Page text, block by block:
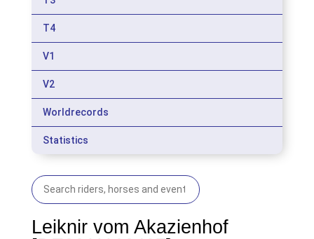
T4
V1
V2
Worldrecords
Statistics
Leiknir vom Akazienhof